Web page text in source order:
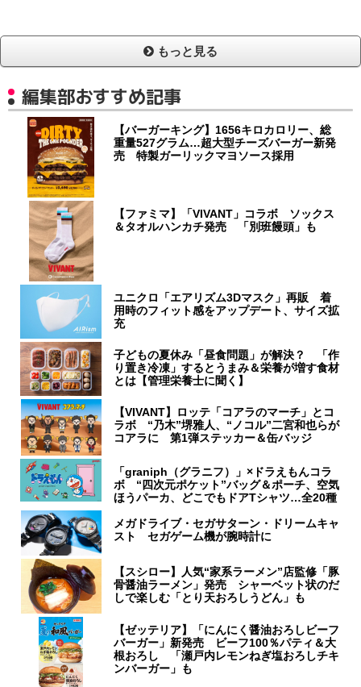
もっと見る
編集部おすすめ記事
【バーガーキング】1656キロカロリー、総
重量527グラム…超大型チーズバーガー新発
売 特製ガーリックマヨソース採用
【ファミマ】「VIVANT」コラボ ソックス
＆タオルハンカチ発売 「別班饅頭」も
ユニクロ「エアリズム3Dマスク」再販 着
用時のフィット感をアップデート、サイズ拡
充
子どもの夏休み「昼食問題」が解決？ 「作
り置き冷凍」するとうまみ＆栄養が増す食材
とは【管理栄養士に聞く】
【VIVANT】ロッテ「コアラのマーチ」とコ
ラボ “乃木”堺雅人、“ノコル”二宮和也らが
コアラに 第1弾ステッカー＆缶バッジ
「graniph（グラニフ）」×ドラえもんコラ
ボ “四次元ポケット”バッグ＆ポーチ、空気
ほうパーカ、どこでもドアTシャツ…全20種
メガドライブ・セガサターン・ドリームキャ
スト セガゲーム機が腕時計に
【スシロー】人気“家系ラーメン”店監修「豚
骨醤油ラーメン」発売 シャーベット状のだ
しで楽しむ「とり天おろしうどん」も
【ゼッテリア】「にんにく醤油おろしビーフ
バーガー」新発売 ビーフ100％パティ＆大
根おろし 「瀬戸内レモンねぎ塩おろしチキ
ンバーガー」も